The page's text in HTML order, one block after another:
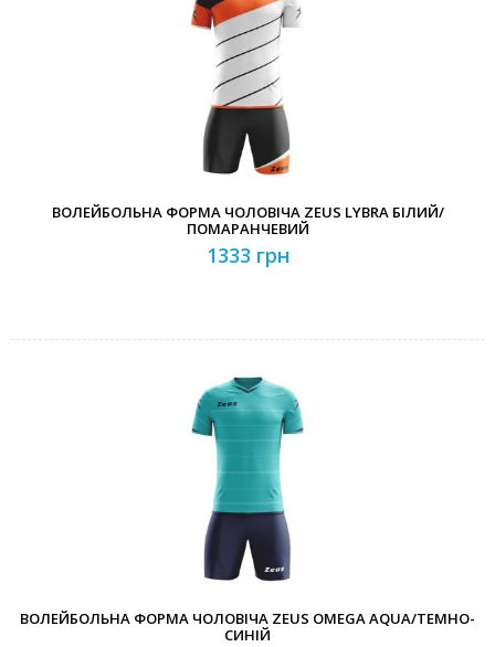
ВОЛЕЙБОЛЬНА ФОРМА ЧОЛОВІЧА ZEUS LYBRA БІЛИЙ/
ПОМАРАНЧЕВИЙ
1333 грн
ВОЛЕЙБОЛЬНА ФОРМА ЧОЛОВІЧА ZEUS OMEGA AQUA/ТЕМНО-
СИНІЙ